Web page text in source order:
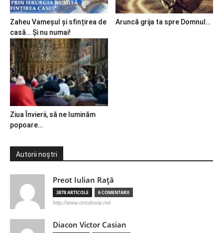
Zaheu Vameșul și sfințirea de
casă… Și nu numai!
Aruncă grija ta spre Domnul…
Ziua Învierii, să ne luminăm
popoare…
Autorii noștri
Preot Iulian Raţă
3878 ARTICOLE 6 COMENTARII
http://www.ortodoxia.md
Diacon Victor Casian